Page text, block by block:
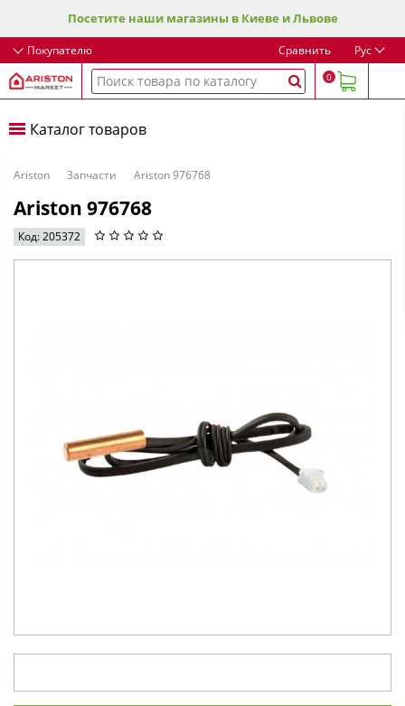
Посетите наши магазины в Киеве и Львове
Покупателю Сравнить Рус
0
Каталог товаров
Ariston Запчасти Ariston 976768
Ariston 976768
Код: 205372